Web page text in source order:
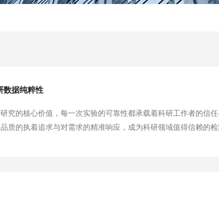
数据纯粹性
究的核心价值，每一次实验的可靠性都承载着科研工作者的信
质的执着追求与对需求的精准响应，成为科研领域值得信赖的